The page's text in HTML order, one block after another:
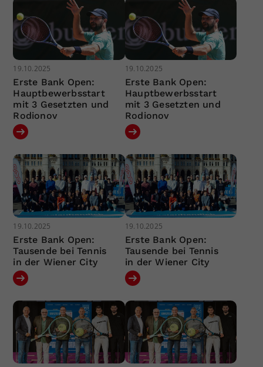
19.10.2025
Erste Bank Open:
Hauptbewerbsstart
mit 3 Gesetzten und
Rodionov
19.10.2025
Erste Bank Open:
Hauptbewerbsstart
mit 3 Gesetzten und
Rodionov
19.10.2025
Erste Bank Open:
Tausende bei Tennis
in der Wiener City
19.10.2025
Erste Bank Open:
Tausende bei Tennis
in der Wiener City